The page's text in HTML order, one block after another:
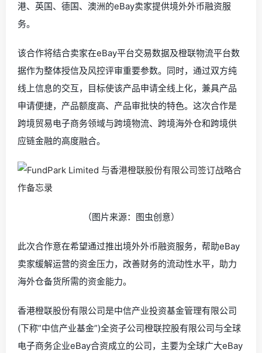
港、 英国、 德国、 澳洲的eBay卖家提供境外外币融资服
务。
该合作将结合卖家在eBay平台交易数据及橙联物流平台数
据作为整体授信及风控评审重要参数。 同时， 通过双方纯
线上信息的交互，目标使该产品申请全线上化，兼具产品
申请便捷，产品额度高、产品审批快的特色。 这次合作是
跨境贸易电子商务领域与跨境物流、 跨境海外仓和跨境供
应链金融的高度融合。
（图片来源：图虫创意）
此次合作意在希望通过推出境外外币融资服务，帮助eBay
卖家缓解运营的资金压力，改善财务的流动性水平，助力
海外仓备货所需的资金能力。
香港橙联股份有限公司是中信产业投资基金管理有限公司
(下称”中信产业基金”)全资子公司橙联控股有限公司与全球
电子商务企业eBay合资成立的公司，主要为全球广大eBay